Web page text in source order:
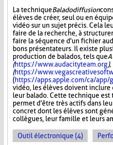
La techniqueBaladodiffusion
élèves de créer, seul ou en
vidéo sur un sujet précis. Cela
faire de la recherche, à
faire la séquence d'un fichier
bons présentateurs. Il existe
production de balados, tels que
(https://www.audacityteam.org
(https://
(https://apps.apple.com/ca/
vidéo, les élèves doivent inclure
leur balado. Cette technique est
permet d'être très actifs dans
concret dont les élèves sont
collègues, leur famille et leurs
Outil électronique (4)